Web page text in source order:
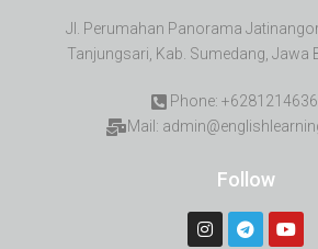
Jl. Perumahan Panorama
Tanjungsari, Kab. Sumedang, Jawa
Phone:
Mail:
Follow